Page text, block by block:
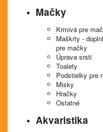
Mačky
Krmivá pre
Maškrty -
pre mačky
Úprava srsti
Toalety
Podstielky pre
Misky
Hračky
Ostatné
Akvaristika